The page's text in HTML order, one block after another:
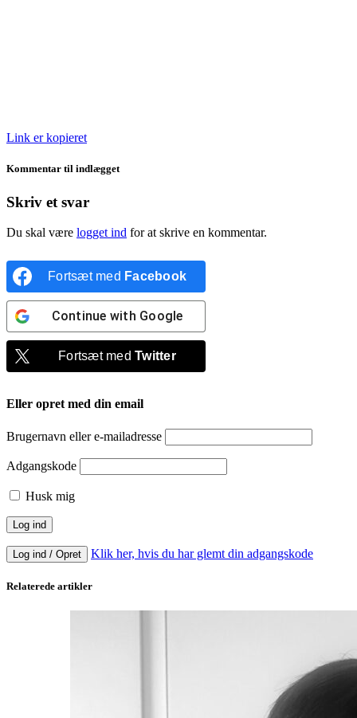
Link er kopieret
Kommentar til indlægget
Skriv et svar
Du skal være logget ind for at skrive en kommentar.
Fortsæt med Facebook
Continue with Google
Fortsæt medTwitter
Eller opret med din email
Brugernavn eller e-mailadresse
Adgangskode
Husk mig
Log ind / Opret Klik her, hvis du har glemt din adgangskode
Relaterede artikler